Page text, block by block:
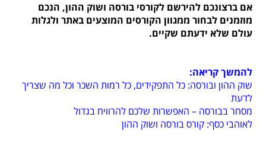
אם ברצונכם להירשם לקורסי בורסה ושוק ההון, הנכם
מוזמנים לבחור ממגוון הקורסים המוצעים באתר ולגלות
עולם שלא ידעתם שקיים.
להמשך קריאה:
שוק ההון ובורסה: כל התפקידים, כל רמות השכר וכל מה שצריך
לדעת
מסחר בבורסה – האפשרות שלכם להרוויח בגדול
לאוהבי כסף: קורס בורסה ושוק ההון